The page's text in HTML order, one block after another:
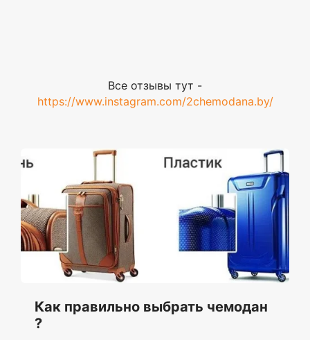
Все отзывы тут -
https://www.instagram.com/2chemodana.by/
Как правильно выбрать чемодан
?